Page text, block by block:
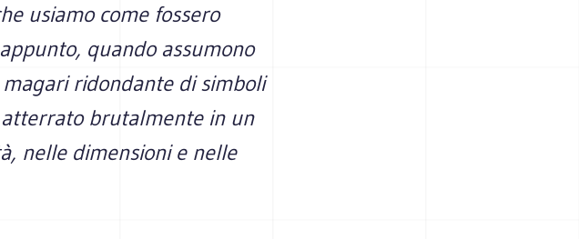
usiamo come fossero
quando assumono
ridondante di simboli
brutalmente in un
nelle dimensioni e nelle